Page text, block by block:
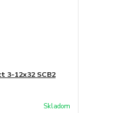
3-12x32 SCB2
Skladom